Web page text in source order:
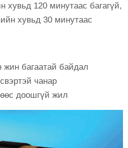
хувьд 120 минутаас багагүй,
хувьд 30 минутаас
жин багаатай байдал
чанар
доошгүй жил